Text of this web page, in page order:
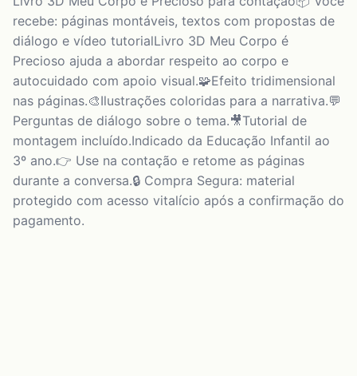
recebe: páginas montáveis, textos com propostas de
diálogo e vídeo tutorialLivro 3D Meu Corpo é
Precioso ajuda a abordar respeito ao corpo e
autocuidado com apoio visual.🧩Efeito tridimensional
nas páginas.🎨Ilustrações coloridas para a narrativa.💬
Perguntas de diálogo sobre o tema.🎥Tutorial de
montagem incluído.Indicado da Educação Infantil ao
3º ano.👉 Use na contação e retome as páginas
durante a conversa.🔒 Compra Segura: material
protegido com acesso vitalício após a confirmação do
pagamento.